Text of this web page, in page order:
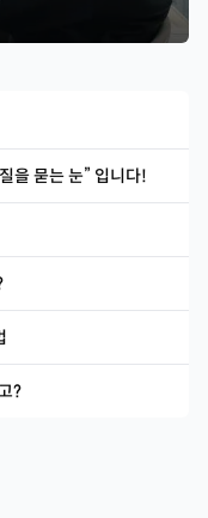
을 묻는 눈” 입니다!
?